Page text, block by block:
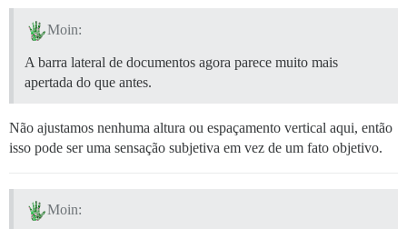
Moin:
A barra lateral de documentos agora parece muito mais
apertada do que antes.
Não ajustamos nenhuma altura ou espaçamento vertical aqui, então
isso pode ser uma sensação subjetiva em vez de um fato objetivo.
Moin: